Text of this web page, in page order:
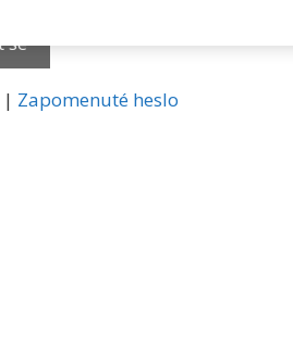
| Zapomenuté heslo